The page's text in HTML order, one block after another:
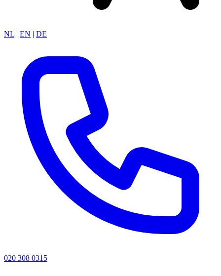
NL | EN | DE
020 308 0315